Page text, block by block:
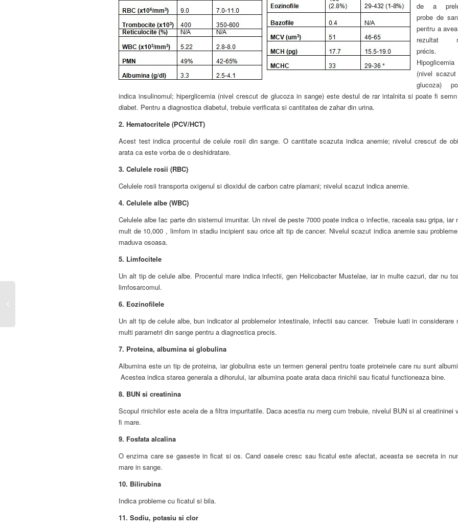
de a
probe de
pentru a
rezultat
précis.
Hipoglicemia
(nivel
glucoza)
indica insulinomul; hiperglicemia (nivel crescut de glucoza in sange) este destul de rar intalnita si poate fi
diabet. Pentru a diagnostica diabetul, trebuie verificata si cantitatea de zahar din urina.
2. Hematocritele (PCV/HCT)
Acest test indica procentul de celule rosii din sange. O cantitate scazuta indica anemie; nivelul crescut de
arata ca este vorba de o deshidratare.
3. Celulele rosii (RBC)
Celulele rosii transporta oxigenul si dioxidul de carbon catre plamani; nivelul scazut indica anemie.
4. Celulele albe (WBC)
Celulele albe fac parte din sistemul imunitar. Un nivel de peste 7000 poate indica o infectie, raceala sau gripa, iar
mult de 10,000 , limfom in stadiu incipient sau orice alt tip de cancer. Nivelul scazut indica anemie sau
maduva osoasa.
5. Limfocitele
Un alt tip de celule albe. Procentul mare indica infectii, gen Helicobacter Mustelae, iar in multe cazuri, dar nu
limfosarcomul.
6. Eozinofilele
Un alt tip de celule albe, bun indicator al problemelor intestinale, infectii sau cancer. Trebuie luati in considerare
multi parametri din sange pentru a diagnostica precis.
7. Proteina, albumina si globulina
Albumina este un tip de proteina, iar globulina este un termen general pentru toate proteinele care nu sunt
Acestea indica starea generala a dihorului, iar albumina poate arata daca rinichii sau ficatul functioneaza bine.
8. BUN si creatinina
Scopul rinichilor este acela de a filtra impuritatile. Daca acestia nu merg cum trebuie, nivelul BUN si al creatininei
fi mare.
9. Fosfata alcalina
O enzima care se gaseste in ficat si os. Cand oasele cresc sau ficatul este afectat, aceasta se secreta in
mare in sange.
10. Bilirubina
Indica probleme cu ficatul si bila.
11. Sodiu, potasiu si clor